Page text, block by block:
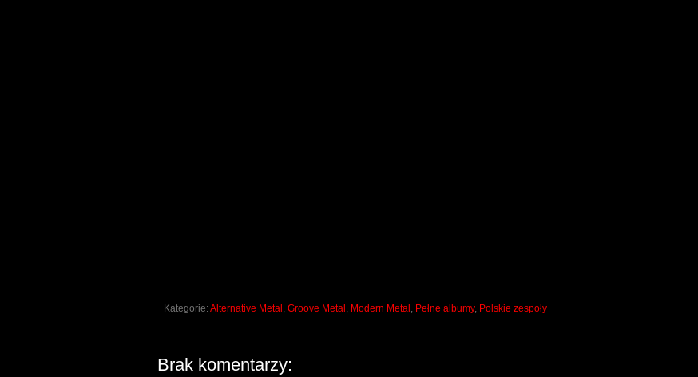
Kategorie:Alternative Metal Groove Metal Modern Metal Pełne albumy, Polskie zespoły
Brak komentarzy: